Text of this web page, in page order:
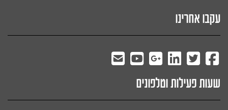
עקבו אחרינו
שעות פעילות וטלפונים